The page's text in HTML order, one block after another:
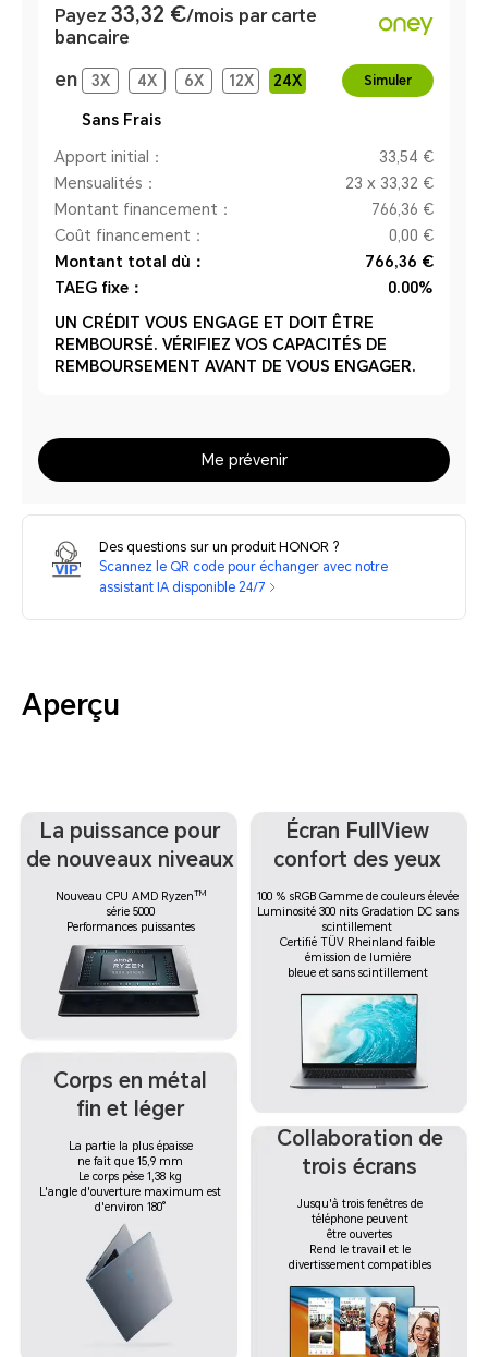
Payez 33,32 €/mois par carte
bancaire
en 3X 4X 6X 12X 24X
Sans Frais
Simuler
Apport initial：
33,54 €
Mensualités：
23 x 33,32 €
Montant financement：
766,36 €
Coût financement：
0,00 €
Montant total dù：
766,36 €
TAEG fixe：
0.00%
UN CRÉDIT VOUS ENGAGE ET DOIT ÊTRE
REMBOURSÉ. VÉRIFIEZ VOS CAPACITÉS DE
REMBOURSEMENT AVANT DE VOUS ENGAGER.
Me prévenir
Des questions sur un produit HONOR ?
Scannez le QR code pour échanger avec notre
assistant IA disponible 24/7
Aperçu
La puissance pour
de nouveaux niveaux
Nouveau CPU AMD RyzenTM
série 5000
Performances puissantes
Écran FullView
confort des yeux
100 % sRGB Gamme de couleurs élevée
Luminosité 300 nits Gradation DC sans
scintillement
Certifié TÜV Rheinland faible
émission de lumière
bleue et sans scintillement
Corps en métal
fin et léger
La partie la plus épaisse
ne fait que 15,9 mm
Le corps pèse 1,38 kg
L'angle d'ouverture maximum est
d'environ 180°
Collaboration de
trois écrans
Jusqu'à trois fenêtres de
téléphone peuvent
être ouvertes
Rend le travail et le
divertissement compatibles